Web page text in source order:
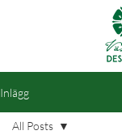
Inlägg
All Posts